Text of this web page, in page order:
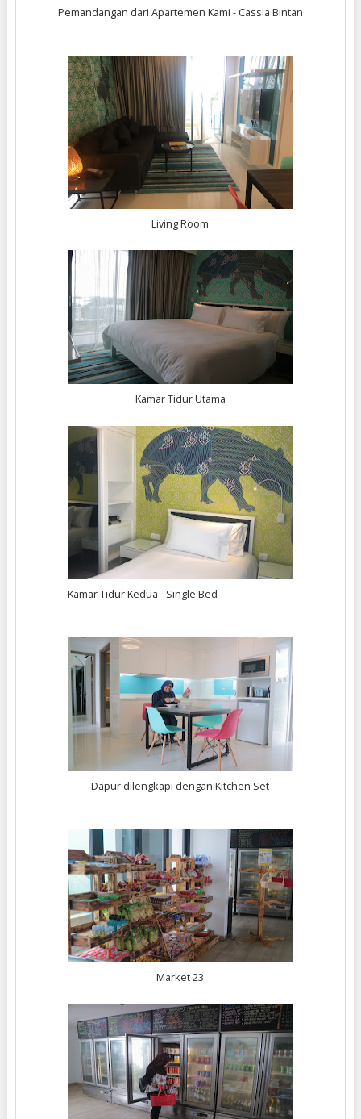
Pemandangan dari Apartemen Kami - Cassia Bintan
Living Room
Kamar Tidur Utama
Kamar Tidur Kedua - Single Bed
Dapur dilengkapi dengan Kitchen Set
Market 23